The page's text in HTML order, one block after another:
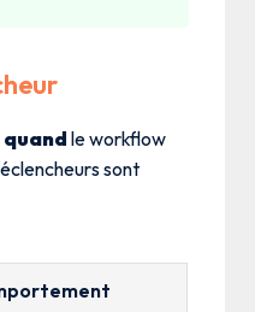
quand le workflow
sont